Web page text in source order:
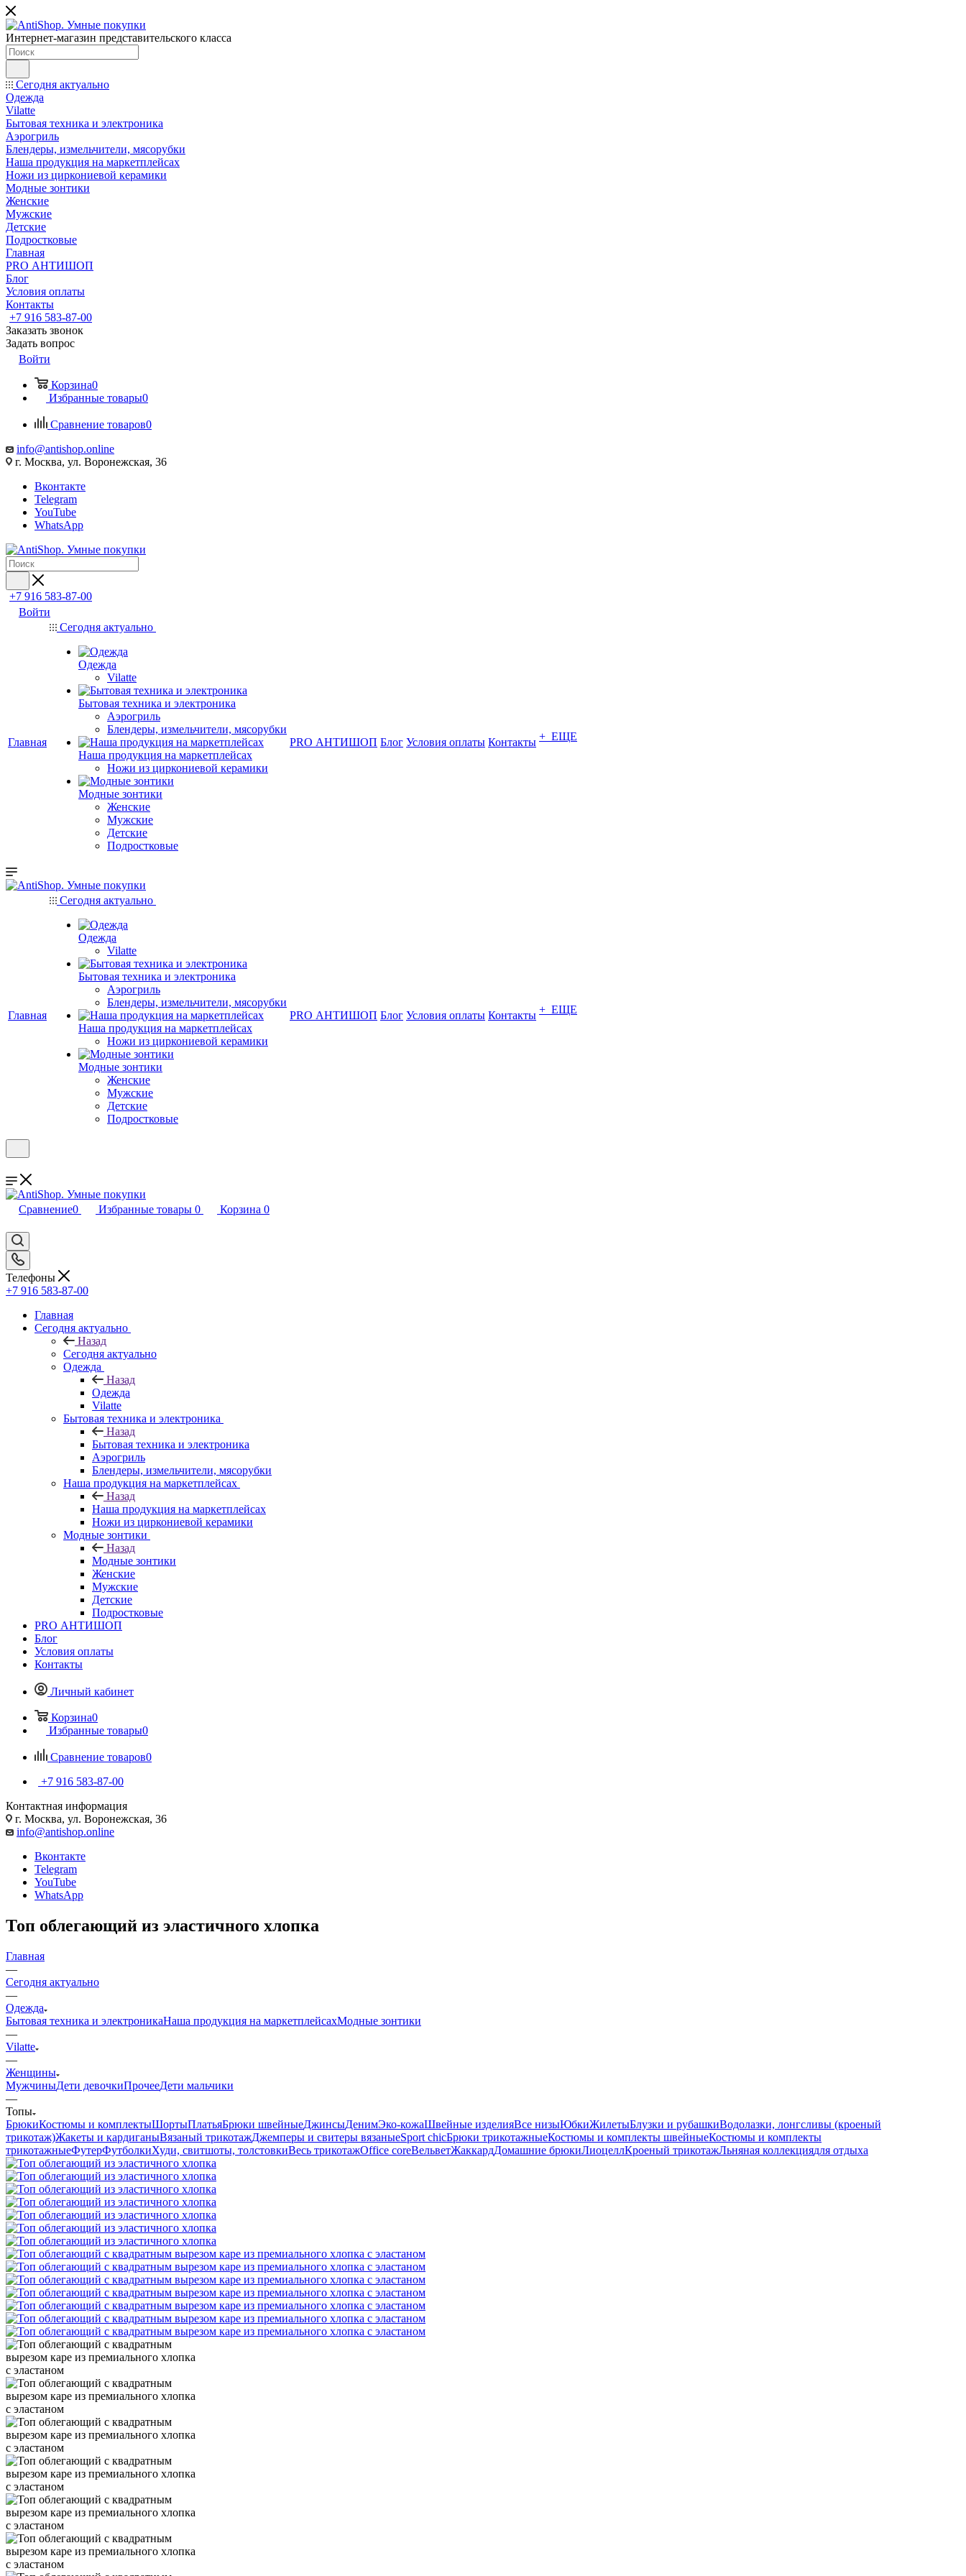
Интернет-магазин представительского класса
Сегодня актуально
Одежда
Vilatte
Бытовая техника и электроника
Аэрогриль
Блендеры, измельчители, мясорубки
Наша продукция на маркетплейсах
Ножи из циркониевой керамики
Модные зонтики
Женские
Мужские
Детские
Подростковые
Главная
PRO АНТИШОП
Блог
Условия оплаты
Контакты
+7 916 583-87-00
Заказать звонок
Задать вопрос
Войти
Корзина0
Избранные товары0
Сравнение товаров0
info@antishop.online
г. Москва, ул. Воронежская, 36
Вконтакте
Telegram
YouTube
WhatsApp
+7 916 583-87-00
Войти
Главная
Сегодня актуально
Одежда
Vilatte
Бытовая техника и электроника
Аэрогриль
Блендеры, измельчители, мясорубки
Наша продукция на маркетплейсах
Ножи из циркониевой керамики
Модные зонтики
Женские
Мужские
Детские
Подростковые
PRO АНТИШОП Блог Условия оплаты Контакты + ЕЩЕ
Главная
Сегодня актуально
Одежда
Vilatte
Бытовая техника и электроника
Аэрогриль
Блендеры, измельчители, мясорубки
Наша продукция на маркетплейсах
Ножи из циркониевой керамики
Модные зонтики
Женские
Мужские
Детские
Подростковые
PRO АНТИШОП Блог Условия оплаты Контакты + ЕЩЕ
Сравнение0 Избранные товары 0 Корзина 0
Телефоны
+7 916 583-87-00
Главная
Сегодня актуально
Назад
Сегодня актуально
Одежда
Назад
Одежда
Vilatte
Бытовая техника и электроника
Назад
Бытовая техника и электроника
Аэрогриль
Блендеры, измельчители, мясорубки
Наша продукция на маркетплейсах
Назад
Наша продукция на маркетплейсах
Ножи из циркониевой керамики
Модные зонтики
Назад
Модные зонтики
Женские
Мужские
Детские
Подростковые
PRO АНТИШОП
Блог
Условия оплаты
Контакты
Личный кабинет
Корзина0
Избранные товары0
Сравнение товаров0
+7 916 583-87-00
Контактная информация
г. Москва, ул. Воронежская, 36
info@antishop.online
Вконтакте
Telegram
YouTube
WhatsApp
Топ облегающий из эластичного хлопка
Главная
—
Сегодня актуально
—
Одежда
Бытовая техника и электроникаНаша продукция на маркетплейсахМодные зонтики
—
Vilatte
—
Женщины
МужчиныДети девочкиПрочееДети мальчики
—
Топы
БрюкиКостюмы и комплектыШортыПлатьяБрюки швейныеДжинсыДенимЭко-кожаШвейные изделияВсе низыЮбкиЖилетыБлузки и рубашкиВодолазки, лонгсливы (кроеный
трикотаж)Жакеты и кардиганыВязаный трикотажДжемперы и свитеры вязаныеSport chicБрюки трикотажныеКостюмы и комплекты швейныеКостюмы и комплекты
трикотажныеФутерФутболкиХуди, свитшоты, толстовкиВесь трикотажOffice coreВельветЖаккардДомашние брюкиЛиоцеллКроеный трикотажЛьняная коллекциядля отдыха